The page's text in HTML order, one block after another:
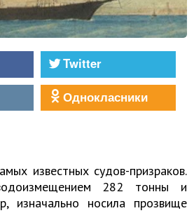
Twitter
Однокласники
известных судов-призраков.
282 тонны и
изначально носила прозвище